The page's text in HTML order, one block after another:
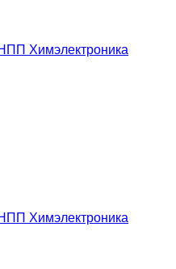
Химэлектроника
Химэлектроника